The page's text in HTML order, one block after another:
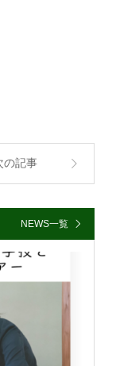
の記事
NEWS一覧